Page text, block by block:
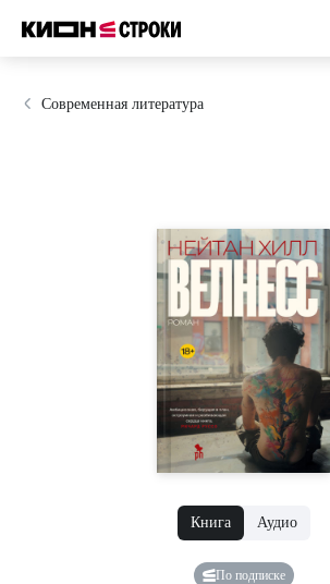
Современная литература
Книга Аудио
По подписке